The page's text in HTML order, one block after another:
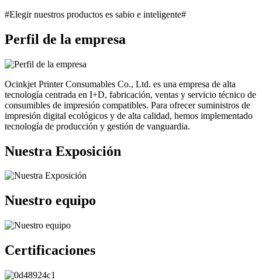
#Elegir nuestros productos es sabio e inteligente#
Perfil de la empresa
Ocinkjet Printer Consumables Co., Ltd. es una empresa de alta
tecnología centrada en I+D, fabricación, ventas y servicio técnico de
consumibles de impresión compatibles. Para ofrecer suministros de
impresión digital ecológicos y de alta calidad, hemos implementado
tecnología de producción y gestión de vanguardia.
Nuestra Exposición
Nuestro equipo
Certificaciones